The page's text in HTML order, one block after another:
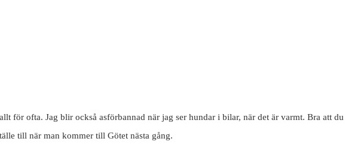
för ofta. Jag blir också asförbannad när jag ser hundar i bilar, när det är varmt. Bra att
till när man kommer till Götet nästa gång.